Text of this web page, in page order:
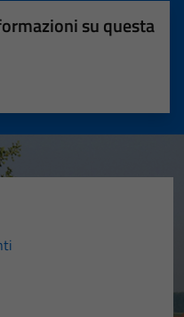
su questa
5